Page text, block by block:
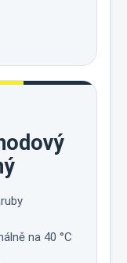
na 40 °C